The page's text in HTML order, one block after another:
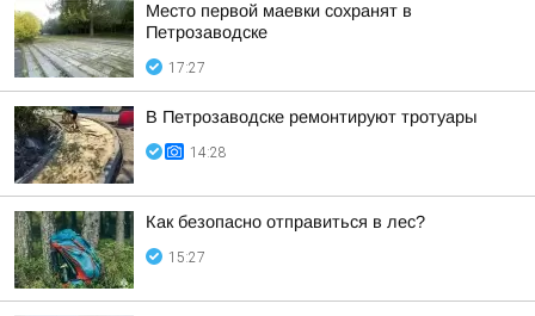
Место первой маевки сохранят в
Петрозаводске
17:27
В Петрозаводске ремонтируют тротуары
14:28
Как безопасно отправиться в лес?
15:27